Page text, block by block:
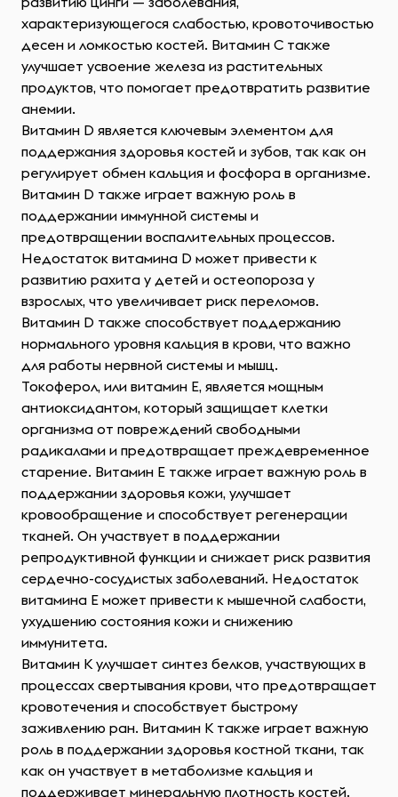
характеризующегося слабостью, кровоточивостью
десен и ломкостью костей. Витамин C также
улучшает усвоение железа из растительных
продуктов, что помогает предотвратить развитие
анемии.
Витамин D является ключевым элементом для
поддержания здоровья костей и зубов, так как он
регулирует обмен кальция и фосфора в организме.
Витамин D также играет важную роль в
поддержании иммунной системы и
предотвращении воспалительных процессов.
Недостаток витамина D может привести к
развитию рахита у детей и остеопороза у
взрослых, что увеличивает риск переломов.
Витамин D также способствует поддержанию
нормального уровня кальция в крови, что важно
для работы нервной системы и мышц.
Токоферол, или витамин E, является мощным
антиоксидантом, который защищает клетки
организма от повреждений свободными
радикалами и предотвращает преждевременное
старение. Витамин E также играет важную роль в
поддержании здоровья кожи, улучшает
кровообращение и способствует регенерации
тканей. Он участвует в поддержании
репродуктивной функции и снижает риск развития
сердечно-сосудистых заболеваний. Недостаток
витамина E может привести к мышечной слабости,
ухудшению состояния кожи и снижению
иммунитета.
Витамин K улучшает синтез белков, участвующих в
процессах свертывания крови, что предотвращает
кровотечения и способствует быстрому
заживлению ран. Витамин K также играет важную
роль в поддержании здоровья костной ткани, так
как он участвует в метаболизме кальция и
поддерживает минеральную плотность костей.